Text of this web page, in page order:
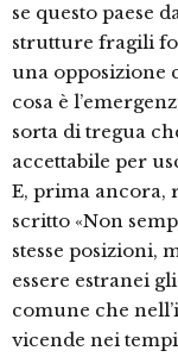
se questo paese
strutture fragili
una opposizione
cosa è
sorta di tregua
accettabile per
E, prima ancora,
scritto «Non
stesse posizioni,
essere estranei
comune che
vicende nei